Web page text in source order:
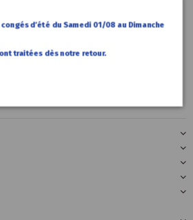
€
Radars
Audi A5 F5
390,00 €
d’été du Samedi 01/08 au Dimanche
traitées dès notre retour.